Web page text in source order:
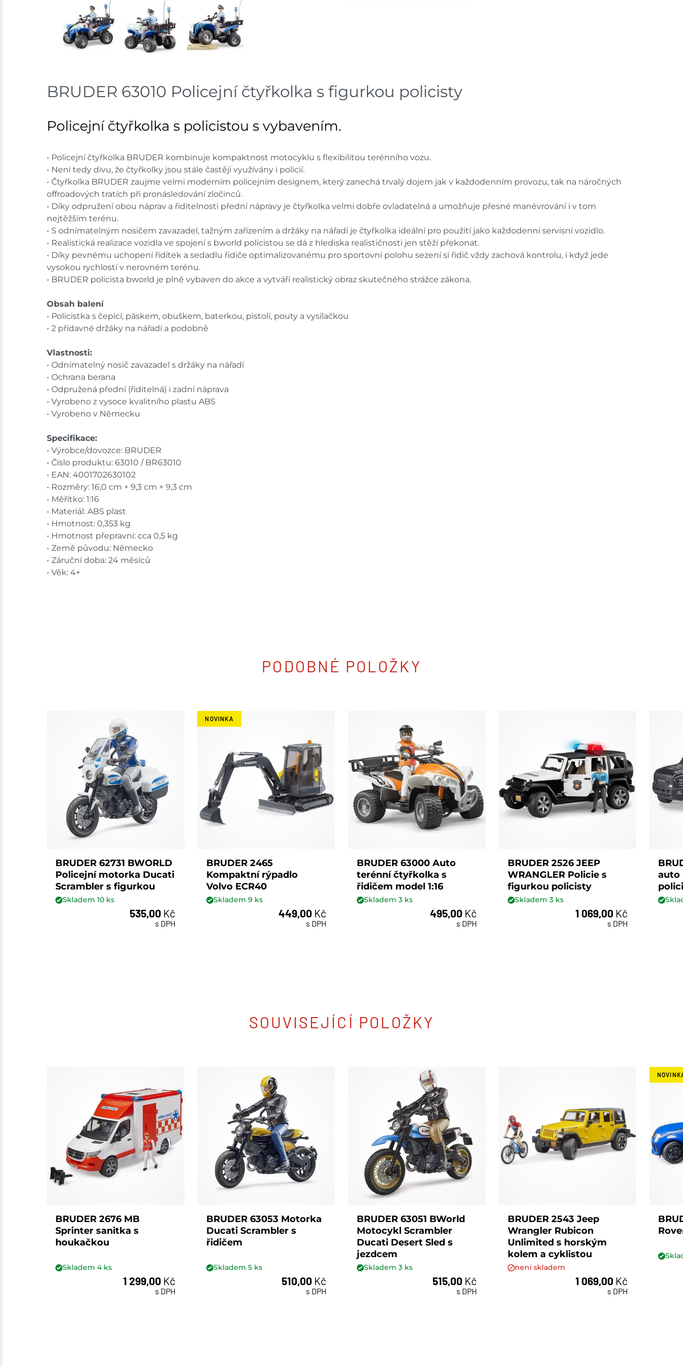
BRUDER 63010 Policejní čtyřkolka s figurkou policisty
Policejní čtyřkolka s policistou s vybavením.
• Policejní čtyřkolka BRUDER kombinuje kompaktnost motocyklu s flexibilitou terénního vozu.
• Není tedy divu, že čtyřkolky jsou stále častěji využívány i policií.
• Čtyřkolka BRUDER zaujme velmi moderním policejním designem, který zanechá trvalý dojem jak v každodenním provozu, tak na náročných
offroadových tratích při pronásledování zločinců.
• Díky odpružení obou náprav a řiditelnosti přední nápravy je čtyřkolka velmi dobře ovladatelná a umožňuje přesné manévrování i v tom
nejtěžším terénu.
• S odnímatelným nosičem zavazadel, tažným zařízením a držáky na nářadí je čtyřkolka ideální pro použití jako každodenní servisní vozidlo.
• Realistická realizace vozidla ve spojení s bworld policistou se dá z hlediska realističnosti jen stěží překonat.
• Díky pevnému uchopení řídítek a sedadlu řidiče optimalizovanému pro sportovní polohu sezení si řidič vždy zachová kontrolu, i když jede
vysokou rychlostí v nerovném terénu.
• BRUDER policista bworld je plně vybaven do akce a vytváří realistický obraz skutečného strážce zákona.
Obsah balení
• Policistka s čepicí, páskem, obuškem, baterkou, pistolí, pouty a vysílačkou
• 2 přídavné držáky na nářadí a podobně
Vlastnosti:
• Odnímatelný nosič zavazadel s držáky na nářadí
• Ochrana berana
• Odpružená přední (řiditelná) i zadní náprava
• Vyrobeno z vysoce kvalitního plastu ABS
• Vyrobeno v Německu
Specifikace:
• Výrobce/dovozce: BRUDER
• Číslo produktu: 63010 / BR63010
• EAN: 4001702630102
• Rozměry: 16,0 cm × 9,3 cm × 9,3 cm
• Měřítko: 1:16
• Materiál: ABS plast
• Hmotnost: 0,353 kg
• Hmotnost přepravní: cca 0,5 kg
• Země původu: Německo
• Záruční doba: 24 měsíců
• Věk: 4+
PODOBNÉ POLOŽKY
BRUDER 62731 BWORLD
Policejní motorka Ducati
Scrambler s figurkou
Skladem10 ks
535,00 Kč
s DPH
NOVINKA
BRUDER 2465
Kompaktní rýpadlo
Volvo ECR40
Skladem 9 ks
449,00 Kč
s DPH
BRUDER 63000 Auto
terénní čtyřkolka s
řidičem model 1:16
Skladem3 ks
495,00 Kč
s DPH
BRUDER 2526 JEEP
WRANGLER Policie s
figurkou policisty
Skladem 3ks
1 069,00 Kč
s DPH
auto
SOUVISEJÍCÍ POLOŽKY
BRUDER 2676 MB
Sprinter sanitka s
houkačkou
Skladem4ks
1 299,00 Kč
s DPH
BRUDER 63053 Motorka
Ducati Scrambler s
řidičem
Skladem 5ks
510,00 Kč
s DPH
BRUDER 63051 BWorld
Motocykl Scrambler
Ducati Desert Sled s
jezdcem
Skladem3 ks
515,00 Kč
s DPH
BRUDER 2543 Jeep
Wrangler Rubicon
Unlimited s horským
kolem a cyklistou
není skladem
1 069,00 Kč
s DPH